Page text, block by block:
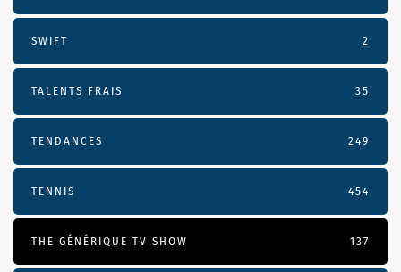
SWIFT 2
TALENTS FRAIS 35
TENDANCES 249
TENNIS 454
THE GÉNÉRIQUE TV SHOW 137